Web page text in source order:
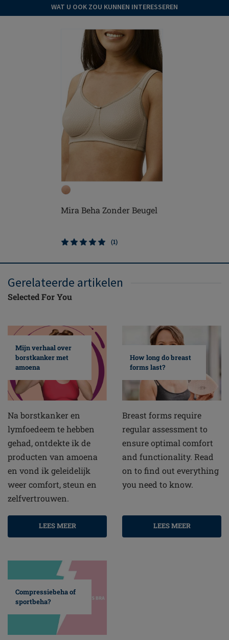
WAT U OOK ZOU KUNNEN INTERESSEREN
Mira Beha Zonder Beugel
(1)
Gerelateerde artikelen
Selected For You
Mijn verhaal over
borstkanker met
amoena
Na borstkanker en
lymfoedeem te hebben
gehad, ontdekte ik de
producten van amoena
en vond ik geleidelijk
weer comfort, steun en
zelfvertrouwen.
LEES MEER
How long do breast
forms last?
Breast forms require
regular assessment to
ensure optimal comfort
and functionality. Read
on to find out everything
you need to know.
LEES MEER
Compressiebeha of
sportbeha?